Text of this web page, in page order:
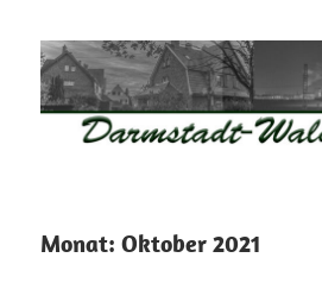
Inhalt
springen
Darmstadt
Altstadt
Monat: Oktober 2021